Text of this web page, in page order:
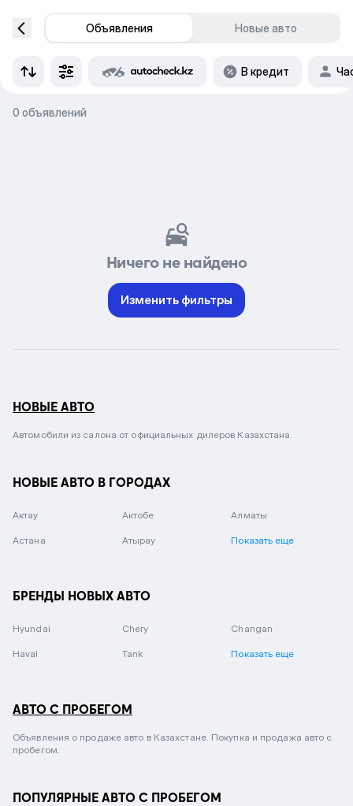
Объявления Новые авто
В кредит
0 объявлений
Ничего не найдено
Изменить фильтры
НОВЫЕ АВТО
Автомобили из салона от официальных дилеров Казахстана.
НОВЫЕ АВТО В ГОРОДАХ
Актау Актобе Алматы
Астана Атырау Показать еще
БРЕНДЫ НОВЫХ АВТО
Hyundai Chery Changan
Haval Tank Показать еще
АВТО С ПРОБЕГОМ
Объявления о продаже авто в Казахстане. Покупка и продажа авто с
пробегом.
ПОПУЛЯРНЫЕ АВТО С ПРОБЕГОМ